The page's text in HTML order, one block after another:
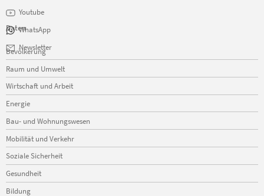
Youtube
WhatsApp
Newsletter
Daten
Navigation
überspringen
Bevölkerung
Raum und Umwelt
Wirtschaft und Arbeit
Energie
Bau- und Wohnungswesen
Mobilität und Verkehr
Soziale Sicherheit
Gesundheit
Bildung